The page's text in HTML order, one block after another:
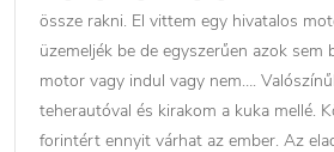
össze rakni. El vittem egy hivatalos
üzemeljék be de egyszerűen azok sem
motor vagy indul vagy nem….
teherautóval és kirakom a kuka mellé.
forintért ennyit várhat az ember. Az